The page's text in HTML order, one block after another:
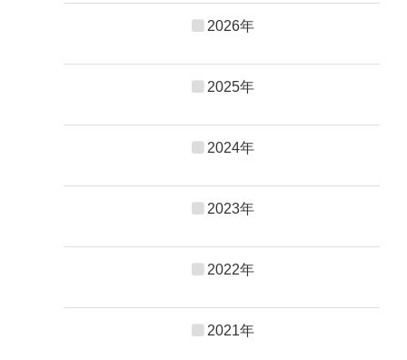
2026年
2025年
2024年
2023年
2022年
2021年